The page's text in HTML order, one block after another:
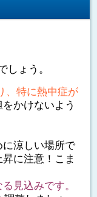
しょう。
、特に熱中症が
かけないよう
涼しい場所で
に注意！こま
見込みです。